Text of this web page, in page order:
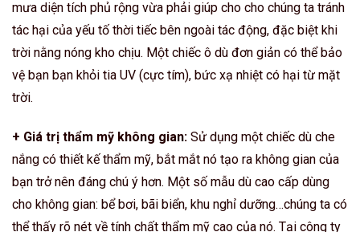
mưa diện tích phủ rộng vừa phải giúp cho cho chúng ta tránh
tác hại của yếu tố thời tiếc bên ngoài tác động, đặc biệt khi
trời nằng nóng kho chịu. Một chiếc ô dù đơn giản có thể bảo
vệ bạn bạn khỏi tia UV (cực tím), bức xạ nhiệt có hại từ mặt
trời.
+ Giá trị thẩm mỹ không gian: Sử dụng một chiếc dù che
nắng có thiết kế thẩm mỹ, bắt mắt nó tạo ra không gian của
bạn trở nên đáng chú ý hơn. Một số mẫu dù cao cấp dùng
cho không gian: bể bơi, bãi biển, khu nghỉ dưỡng…chúng ta có
thể thấy rõ nét về tính chất thẩm mỹ cao của nó. Tại công ty